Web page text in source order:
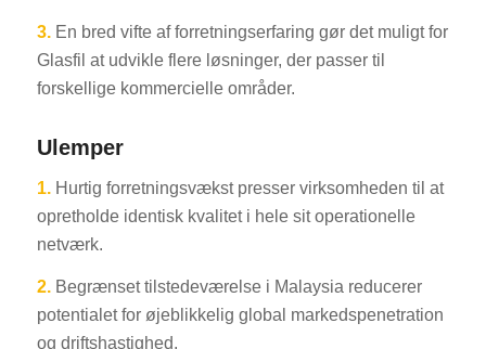
3. En bred vifte af forretningserfaring gør det muligt for
Glasfil at udvikle flere løsninger, der passer til
forskellige kommercielle områder.
Ulemper
1. Hurtig forretningsvækst presser virksomheden til at
opretholde identisk kvalitet i hele sit operationelle
netværk.
2. Begrænset tilstedeværelse i Malaysia reducerer
potentialet for øjeblikkelig global markedspenetration
og driftshastighed.